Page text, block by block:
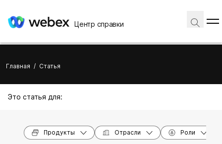
Центр справки
Главная / Статья
Это статья для:
Продукты Отрасли Роли